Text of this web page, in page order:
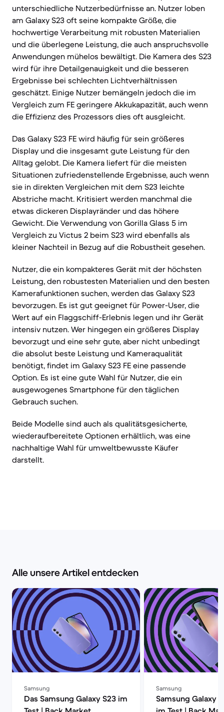
unterschiedliche Nutzerbedürfnisse an. Nutzer loben
am Galaxy S23 oft seine kompakte Größe, die
hochwertige Verarbeitung mit robusten Materialien
und die überlegene Leistung, die auch anspruchsvolle
Anwendungen mühelos bewältigt. Die Kamera des S23
wird für ihre Detailgenauigkeit und die besseren
Ergebnisse bei schlechten Lichtverhältnissen
geschätzt. Einige Nutzer bemängeln jedoch die im
Vergleich zum FE geringere Akkukapazität, auch wenn
die Effizienz des Prozessors dies oft ausgleicht.
Das Galaxy S23 FE wird häufig für sein größeres
Display und die insgesamt gute Leistung für den
Alltag gelobt. Die Kamera liefert für die meisten
Situationen zufriedenstellende Ergebnisse, auch wenn
sie in direkten Vergleichen mit dem S23 leichte
Abstriche macht. Kritisiert werden manchmal die
etwas dickeren Displayränder und das höhere
Gewicht. Die Verwendung von Gorilla Glass 5 im
Vergleich zu Victus 2 beim S23 wird ebenfalls als
kleiner Nachteil in Bezug auf die Robustheit gesehen.
Nutzer, die ein kompakteres Gerät mit der höchsten
Leistung, den robustesten Materialien und den besten
Kamerafunktionen suchen, werden das Galaxy S23
bevorzugen. Es ist gut geeignet für Power-User, die
Wert auf ein Flaggschiff-Erlebnis legen und ihr Gerät
intensiv nutzen. Wer hingegen ein größeres Display
bevorzugt und eine sehr gute, aber nicht unbedingt
die absolut beste Leistung und Kameraqualität
benötigt, findet im Galaxy S23 FE eine passende
Option. Es ist eine gute Wahl für Nutzer, die ein
ausgewogenes Smartphone für den täglichen
Gebrauch suchen.
Beide Modelle sind auch als qualitätsgesicherte,
wiederaufbereitete Optionen erhältlich, was eine
nachhaltige Wahl für umweltbewusste Käufer
darstellt.
Alle unsere Artikel entdecken
Samsung
Das Samsung Galaxy S23 im
Samsung
Samsung Galaxy